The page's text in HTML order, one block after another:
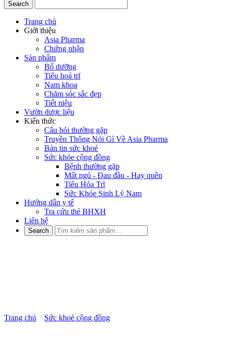
Trang chủ
Giới thiệu
Asia Pharma
Chứng nhận
Sản phẩm
Bổ dưỡng
Tiêu hoá trĩ
Nam khoa
Chăm sóc sắc đẹp
Tiết niệu
Vườn dược liệu
Kiến thức
Câu hỏi thường gặp
Truyền Thông Nói Gì Về Asia Pharma
Bản tin sức khoẻ
Sức khỏe cộng đồng
Bệnh thường gặp
Mất ngủ - Đau đầu - Hay quên
Tiêu Hóa Trĩ
Sức Khỏe Sinh Lý Nam
Hướng dẫn y tế
Tra cứu thẻ BHXH
Liên hệ
Trang chủ Sức khoẻ cộng đồng